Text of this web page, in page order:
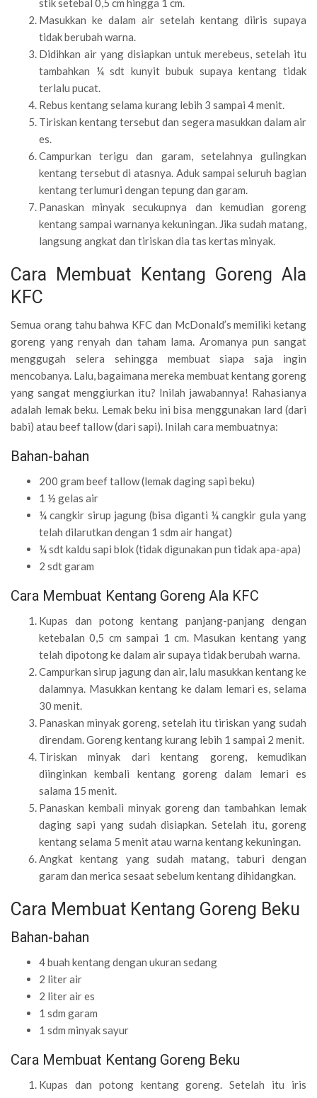
stik setebal 0,5 cm hingga 1 cm.
Masukkan ke dalam air setelah kentang diiris supaya
tidak berubah warna.
Didihkan air yang disiapkan untuk merebeus, setelah itu
tambahkan ¼ sdt kunyit bubuk supaya kentang tidak
terlalu pucat.
Rebus kentang selama kurang lebih 3 sampai 4 menit.
Tiriskan kentang tersebut dan segera masukkan dalam air
es.
Campurkan terigu dan garam, setelahnya gulingkan
kentang tersebut di atasnya. Aduk sampai seluruh bagian
kentang terlumuri dengan tepung dan garam.
Panaskan minyak secukupnya dan kemudian goreng
kentang sampai warnanya kekuningan. Jika sudah matang,
langsung angkat dan tiriskan dia tas kertas minyak.
Cara Membuat Kentang Goreng Ala
KFC
Semua orang tahu bahwa KFC dan McDonald’s memiliki ketang
goreng yang renyah dan taham lama. Aromanya pun sangat
menggugah selera sehingga membuat siapa saja ingin
mencobanya. Lalu, bagaimana mereka membuat kentang goreng
yang sangat menggiurkan itu? Inilah jawabannya! Rahasianya
adalah lemak beku. Lemak beku ini bisa menggunakan lard (dari
babi) atau beef tallow (dari sapi). Inilah cara membuatnya:
Bahan-bahan
200 gram beef tallow (lemak daging sapi beku)
1 ½ gelas air
¼ cangkir sirup jagung (bisa diganti ¼ cangkir gula yang
telah dilarutkan dengan 1 sdm air hangat)
¼ sdt kaldu sapi blok (tidak digunakan pun tidak apa-apa)
2 sdt garam
Cara Membuat Kentang Goreng Ala KFC
Kupas dan potong kentang panjang-panjang dengan
ketebalan 0,5 cm sampai 1 cm. Masukan kentang yang
telah dipotong ke dalam air supaya tidak berubah warna.
Campurkan sirup jagung dan air, lalu masukkan kentang ke
dalamnya. Masukkan kentang ke dalam lemari es, selama
30 menit.
Panaskan minyak goreng, setelah itu tiriskan yang sudah
direndam. Goreng kentang kurang lebih 1 sampai 2 menit.
Tiriskan minyak dari kentang goreng, kemudikan
diinginkan kembali kentang goreng dalam lemari es
salama 15 menit.
Panaskan kembali minyak goreng dan tambahkan lemak
daging sapi yang sudah disiapkan. Setelah itu, goreng
kentang selama 5 menit atau warna kentang kekuningan.
Angkat kentang yang sudah matang, taburi dengan
garam dan merica sesaat sebelum kentang dihidangkan.
Cara Membuat Kentang Goreng Beku
Bahan-bahan
4 buah kentang dengan ukuran sedang
2 liter air
2 liter air es
1 sdm garam
1 sdm minyak sayur
Cara Membuat Kentang Goreng Beku
Kupas dan potong kentang goreng. Setelah itu iris